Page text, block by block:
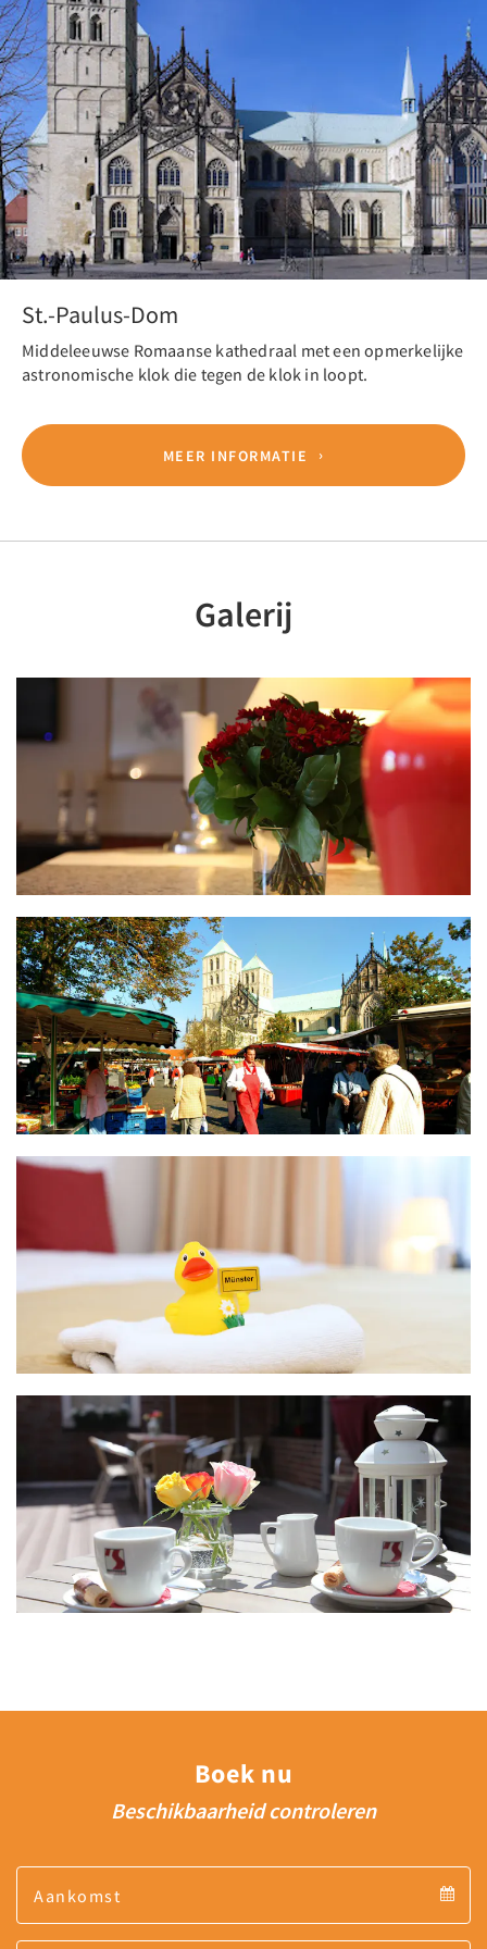
St.-Paulus-Dom
Middeleeuwse Romaanse kathedraal met een opmerkelijke
astronomische klok die tegen de klok in loopt.
MEER INFORMATIE
Galerij
Boek nu
Beschikbaarheid controleren